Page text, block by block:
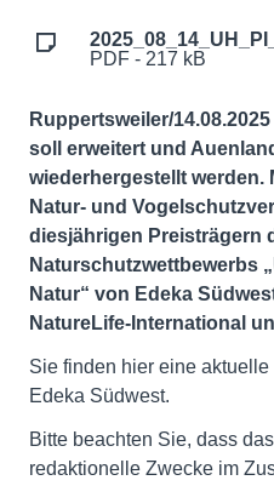
PDF - 217 kB
Ruppertsweiler/
soll erweitert und
wiederhergestellt werden.
Natur- und
diesjährigen Preisträgern
Naturschutzwettbewerbs
Natur“ von Edeka
NatureLife-International
Sie finden hier eine
Edeka Südwest.
Bitte beachten Sie, dass
redaktionelle Zwecke im